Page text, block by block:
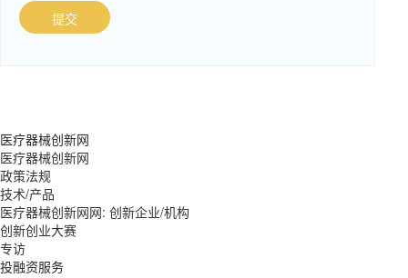
提交
医疗器械创新网
医疗器械创新网
政策法规
技术/产品
医疗器械创新网网: 创新企业/机构
创新创业大赛
专访
投融资服务